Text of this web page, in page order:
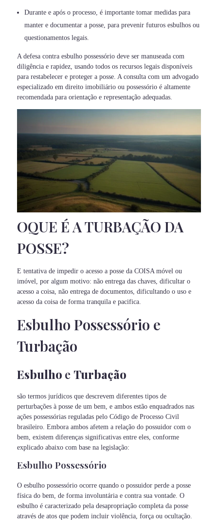
Durante e após o processo, é importante tomar medidas para
manter e documentar a posse, para prevenir futuros esbulhos ou
questionamentos legais.
A defesa contra esbulho possessório deve ser manuseada com
diligência e rapidez, usando todos os recursos legais disponíveis
para restabelecer e proteger a posse. A consulta com um advogado
especializado em direito imobiliário ou possessório é altamente
recomendada para orientação e representação adequadas.
OQUE É A TURBAÇÃO DA
POSSE?
E tentativa de impedir o acesso a posse da COISA móvel ou
imóvel, por algum motivo: não entrega das chaves, dificultar o
acesso a coisa, não entrega de documentos, dificultando o uso e
acesso da coisa de forma tranquila e pacifica.
Esbulho Possessório e
Turbação
Esbulho e Turbação
são termos jurídicos que descrevem diferentes tipos de
perturbações à posse de um bem, e ambos estão enquadrados nas
ações possessórias reguladas pelo Código de Processo Civil
brasileiro. Embora ambos afetem a relação do possuidor com o
bem, existem diferenças significativas entre eles, conforme
explicado abaixo com base na legislação:
Esbulho Possessório
O esbulho possessório ocorre quando o possuidor perde a posse
física do bem, de forma involuntária e contra sua vontade. O
esbulho é caracterizado pela desapropriação completa da posse
através de atos que podem incluir violência, força ou ocultação.